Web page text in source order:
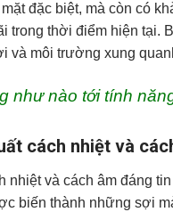
đặc biệt, mà còn có
thời điểm hiện tại.
và môi trường xung
như nào tới tính
cách nhiệt và
nhiệt và cách âm đáng
biến thành những sợi